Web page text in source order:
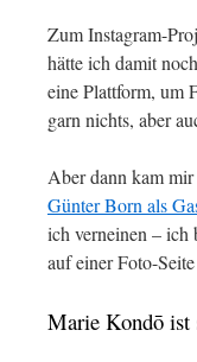
Zum Instagram-
hätte ich damit
eine Plattform, um
garn nichts, aber
Aber dann kam
Günter Born als
ich verneinen – ich
auf einer Foto-
Marie Kondō ist